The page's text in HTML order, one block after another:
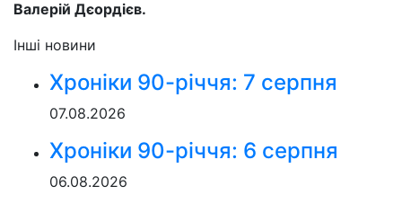
Валерій Дєордієв.
Інші новини
Хроніки 90-річчя: 7 серпня
07.08.2026
Хроніки 90-річчя: 6 серпня
06.08.2026